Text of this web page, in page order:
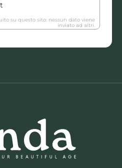
su questo sito: nessun dato viene
inviato ad altri.